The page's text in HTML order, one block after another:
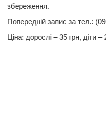
збереження.
Попередній запис за тел.:
Ціна: дорослі – 35 грн, діти –